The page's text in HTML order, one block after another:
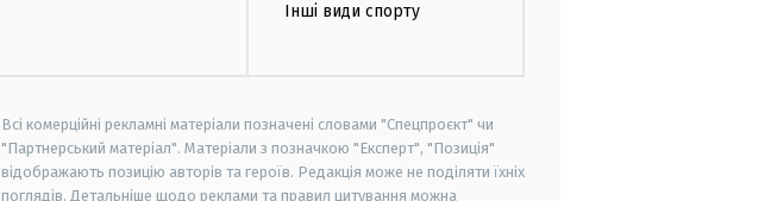
Інші види спорту
Всі комерційні рекламні матеріали позначені словами "Спецпроєкт" чи
"Партнерський матеріал". Матеріали з позначкою "Експерт", "Позиція"
відображають позицію авторів та героїв. Редакція може не поділяти їхніх
поглядів. Детальніше щодо реклами та правил цитування можна